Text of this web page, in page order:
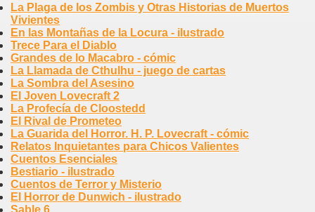
La Plaga de los Zombis y Otras Historias de Muertos
Vivientes
En las Montañas de la Locura - ilustrado
Trece Para el Diablo
Grandes de lo Macabro - cómic
La Llamada de Cthulhu - juego de cartas
La Sombra del Asesino
El Joven Lovecraft 2
La Profecía de Cloostedd
El Rival de Prometeo
La Guarida del Horror. H. P. Lovecraft - cómic
Relatos Inquietantes para Chicos Valientes
Cuentos Esenciales
Bestiario - ilustrado
Cuentos de Terror y Misterio
El Horror de Dunwich - ilustrado
Sable 6